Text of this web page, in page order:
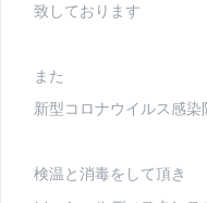
致しております
また
新型コロナウイルス感
検温と消毒をして頂き